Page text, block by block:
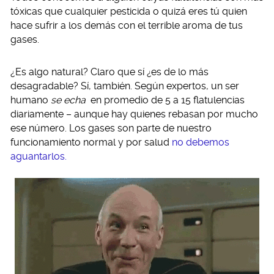
tóxicas que cualquier pesticida o quizá eres tú quien
hace sufrir a los demás con el terrible aroma de tus
gases.
¿Es algo natural? Claro que sí ¿es de lo más
desagradable? Sí, también. Según expertos, un ser
humano se echa en promedio de 5 a 15 flatulencias
diariamente – aunque hay quienes rebasan por mucho
ese número. Los gases son parte de nuestro
funcionamiento normal y por salud no debemos
aguantarlos.